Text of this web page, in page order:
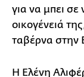
για να μπει
οικογένειά
ταβέρνα στην
Η Ελένη